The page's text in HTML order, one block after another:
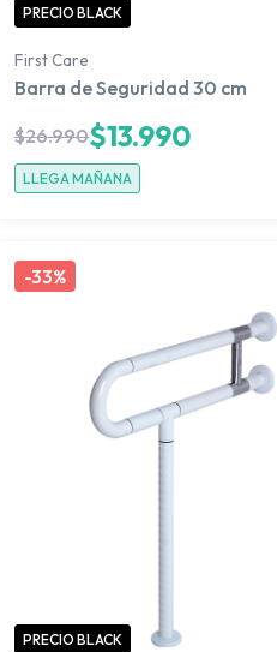
PRECIO BLACK
First Care
Barra de Seguridad 30 cm
$26.990$13.990
LLEGA MAÑANA
-33%
PRECIO BLACK